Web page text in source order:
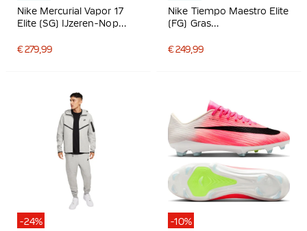
Nike Mercurial Vapor 17
Elite (SG) IJzeren-Nop
Zwart Goud
€ 279,99
Nike Tiempo Maestro Elite
(FG) Gras
Felrood Goud
€ 249,99
-24%
-10%